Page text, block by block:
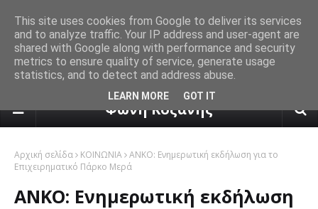
πρόγνωση καιρού από το
Φωνή Κοζάνης
Αρχική σελίδα ΚΟΙΝΩΝΙΑ ANKO: Ενημερωτική εκδήλωση για το
Επιχειρηματικό Πάρκο Μερά
ANKO: Ενημερωτική εκδήλωση
This site uses cookies from Google to deliver its services
and to analyze traffic. Your IP address and user-agent are
shared with Google along with performance and security
metrics to ensure quality of service, generate usage
statistics, and to detect and address abuse.
LEARN MORE GOT IT